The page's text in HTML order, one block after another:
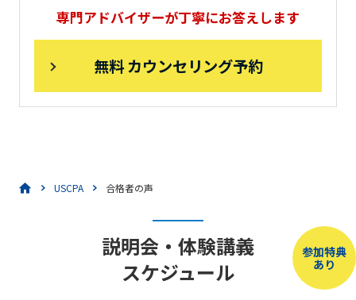
専門アドバイザーが丁寧にお答えします
無料 カウンセリング予約
USCPA 合格者の声
参加特典
あり
説明会・体験講義
スケジュール